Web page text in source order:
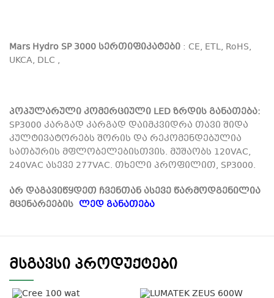
Mars Hydro SP 3000 სერთიფიკატები : CE, ETL, RoHS,
UKCA, DLC ,
პოპულარული კომერციული LED ზრდის განათება:
SP3000 კარგად კარგად დაიმკვიდრა თავი შიდა
კულტივატორებს შორის და რეკომენდებულია
სათბურის მფლობელებისთვის. მუშაობს 120VAC,
240VAC ასევე 277VAC. თხელი პროფილით, SP3000.
არ დაგავიწყდეთ ჩვენთან ასევე წარმოდგენილია
მცენარეების ლედ განათება
მსგავსი პროდუქტები